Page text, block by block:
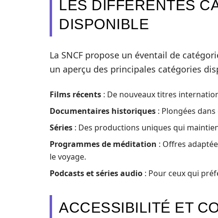
LES DIFFÉRENTES
DISPONIBLE
La SNCF propose un éventail de
un aperçu des principales catégories
Films récents : De nouveaux titres
Documentaires historiques : Plongées
Séries : Des productions uniques qui
Programmes de méditation : Offres
le voyage.
Podcasts et séries audio : Pour ceux qui
ACCESSIBILITÉ ET